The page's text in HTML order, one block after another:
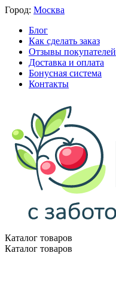
Город: Москва
Блог
Как сделать заказ
Отзывы покупателей
Доставка и оплата
Бонусная система
Контакты
Каталог товаров
Каталог товаров